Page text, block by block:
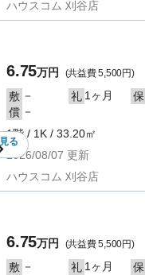
ハウスコム 刈谷店
見る
6.75万円 (共益費 5,500円)
敷 － 礼 1ヶ月 保
償 －
1階 / 1K / 33.20㎡
2026/08/07 更新
ハウスコム 刈谷店
6.75万円 (共益費 5,500円)
敷 － 礼 1ヶ月 保